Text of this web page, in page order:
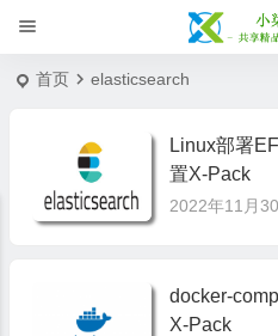
首页 elasticsearch
Linux部署
置X-Pack
2022年11月
docker-
X-Pack